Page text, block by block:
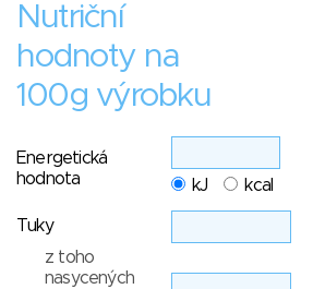
Nutriční
hodnoty na
100g výrobku
Energetická
hodnota
kJ kcal
Tuky
z toho
nasycených